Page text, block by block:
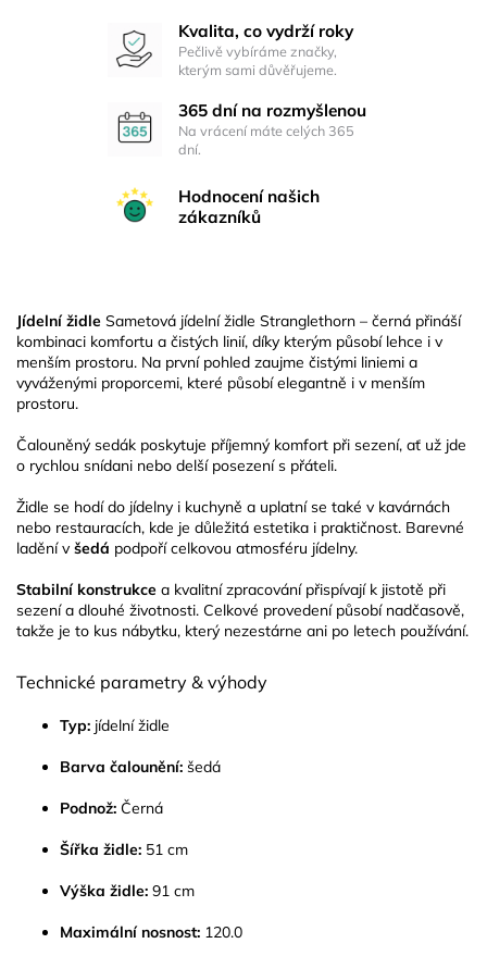
Kvalita, co vydrží roky
Pečlivě vybíráme značky,
kterým sami důvěřujeme.
365 dní na rozmyšlenou
Na vrácení máte celých 365
dní.
Hodnocení našich
zákazníků
Jídelní židle Sametová jídelní židle Stranglethorn – černá přináší
kombinaci komfortu a čistých linií, díky kterým působí lehce i v
menším prostoru. Na první pohled zaujme čistými liniemi a
vyváženými proporcemi, které působí elegantně i v menším
prostoru.
Čalouněný sedák poskytuje příjemný komfort při sezení, ať už jde
o rychlou snídani nebo delší posezení s přáteli.
Židle se hodí do jídelny i kuchyně a uplatní se také v kavárnách
nebo restauracích, kde je důležitá estetika i praktičnost. Barevné
ladění v šedá podpoří celkovou atmosféru jídelny.
Stabilní konstrukce a kvalitní zpracování přispívají k jistotě při
sezení a dlouhé životnosti. Celkové provedení působí nadčasově,
takže je to kus nábytku, který nezestárne ani po letech používání.
Technické parametry & výhody
Typ: jídelní židle
Barva čalounění: šedá
Podnož: Černá
Šířka židle: 51 cm
Výška židle: 91 cm
Maximální nosnost: 120.0